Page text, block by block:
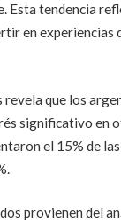
Esta tendencia
en experiencias
revela que los
significativo en
el 15% de
provienen del